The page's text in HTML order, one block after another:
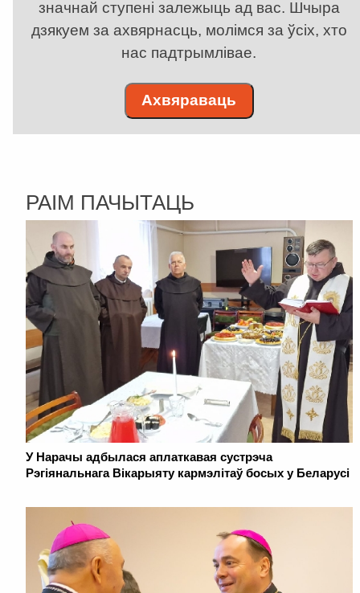
значнай ступені залежыць ад вас. Шчыра
дзякуем за ахвярнасць, молімся за ўсіх, хто
нас падтрымлівае.
Ахвяраваць
РАІМ ПАЧЫТАЦЬ
У Нарачы адбылася аплаткавая сустрэча
Рэгіянальнага Вікарыяту кармэлітаў босых у Беларусі